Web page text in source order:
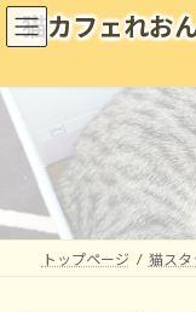
コ
ン
ン
ツ
へ
ッ
プ
ナ
ビ
ー
シ
ョ
移
動
猫カフェれお
トップページ 猫スタ